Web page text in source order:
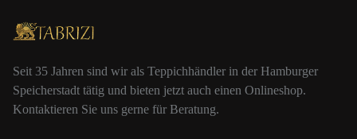
Seit 35 Jahren sind wir als Teppichhändler in der Hamburger
Speicherstadt tätig und bieten jetzt auch einen Onlineshop.
Kontaktieren Sie uns gerne für Beratung.